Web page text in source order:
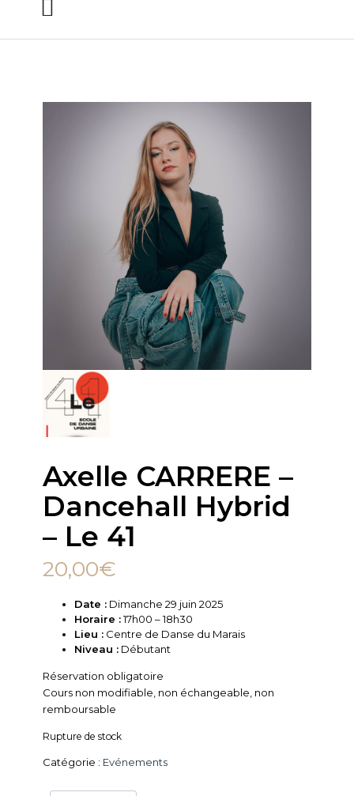
Axelle CARRERE –
Dancehall Hybrid
– Le 41
20,00€
Date : Dimanche 29 juin 2025
Horaire :17h00 – 18h30
Lieu : Centre de Danse du Marais
Niveau : Débutant
Réservation obligatoire
Cours non modifiable, non échangeable, non
remboursable
Rupture de stock
Catégorie : Evénements